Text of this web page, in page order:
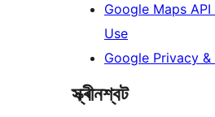
Google Maps
Use
Google Privacy &
স্ক্ৰীনশ্বট